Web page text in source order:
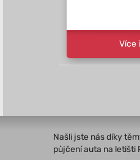
Více
Našli jste nás díky
půjčení auta na letišti